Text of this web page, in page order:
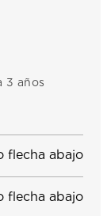
3 años